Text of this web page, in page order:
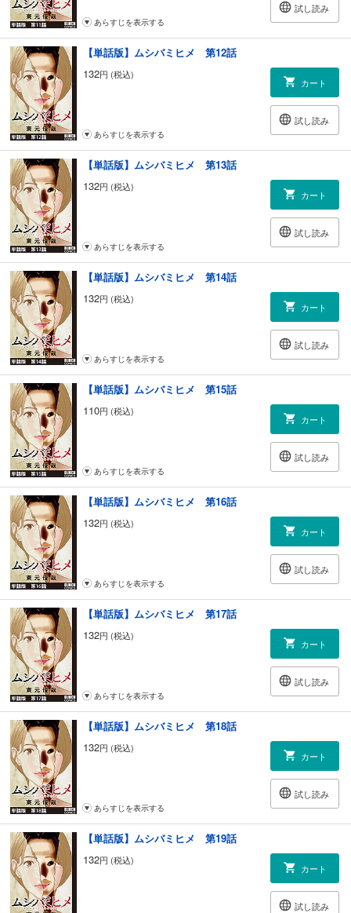
試し読み
あらすじを表示する
【単話版】ムシバミヒメ 第12話
132円 (税込)
カート
試し読み
あらすじを表示する
【単話版】ムシバミヒメ 第13話
132円 (税込)
カート
試し読み
あらすじを表示する
【単話版】ムシバミヒメ 第14話
132円 (税込)
カート
試し読み
あらすじを表示する
【単話版】ムシバミヒメ 第15話
110円 (税込)
カート
試し読み
あらすじを表示する
【単話版】ムシバミヒメ 第16話
132円 (税込)
カート
試し読み
あらすじを表示する
【単話版】ムシバミヒメ 第17話
132円 (税込)
カート
試し読み
あらすじを表示する
【単話版】ムシバミヒメ 第18話
132円 (税込)
カート
試し読み
あらすじを表示する
【単話版】ムシバミヒメ 第19話
132円 (税込)
カート
試し読み